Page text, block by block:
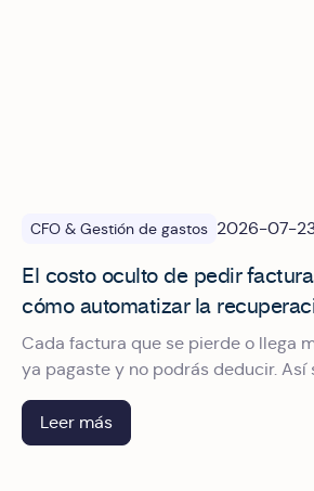
CFO & Gestión de gastos 2026-07-
El costo oculto de pedir
cómo automatizar la
Cada factura que se pierde o llega
ya pagaste y no podrás deducir. Así
recuperación de CFDI para dejar de
comprobantes.
Leer más